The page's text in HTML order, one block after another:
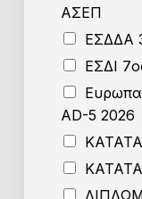
ΑΣΕΠ
ΕΣΔΔΑ
ΕΣΔΙ
AD-5 2026